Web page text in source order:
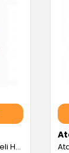
Atalay Duvara Monteli Hareketli Alt Arabalı Döner Sabit Makinesi, 5 Radyanlı, Doğalgazlı (Servis Garantili)